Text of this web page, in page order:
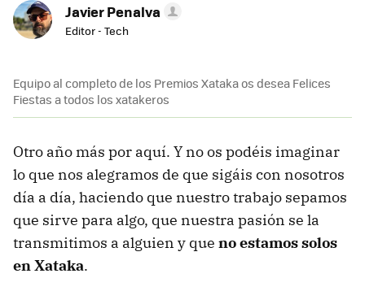
Javier Penalva
Editor - Tech
Equipo al completo de los Premios Xataka os desea Felices
Fiestas a todos los xatakeros
Otro año más por aquí. Y no os podéis imaginar
lo que nos alegramos de que sigáis con nosotros
día a día, haciendo que nuestro trabajo sepamos
que sirve para algo, que nuestra pasión se la
transmitimos a alguien y que no estamos solos
en Xataka.